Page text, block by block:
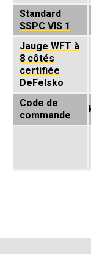
Standard
SSPC VIS 1
Jauge WFT à
8 côtés
certifiée
DeFelsko
Code de
commande